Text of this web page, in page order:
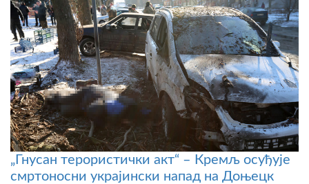
„Гнусан терористички акт“ – Кремљ осуђује
смртоносни украјински напад на Доњецк